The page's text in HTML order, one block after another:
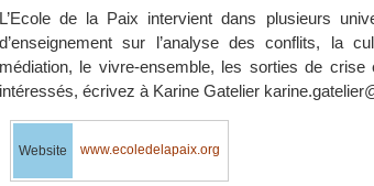
L’Ecole de la Paix intervient dans plusieurs
d’enseignement sur l’analyse des conflits, la
médiation, le vivre-ensemble, les sorties de
intéressés, écrivez à Karine Gatelier
Website www.ecoledelapaix.org